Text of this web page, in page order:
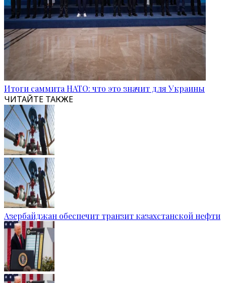
Итоги саммита НАТО: что это значит для Украины
ЧИТАЙТЕ ТАКЖЕ
Азербайджан обеспечит транзит казахстанской нефти